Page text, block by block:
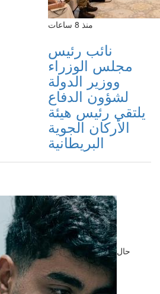
منذ 8 ساعات
نائب رئيس
مجلس الوزراء
ووزير الدولة
لشؤون الدفاع
يلتقي رئيس هيئة
الأركان الجوية
البريطانية
حال